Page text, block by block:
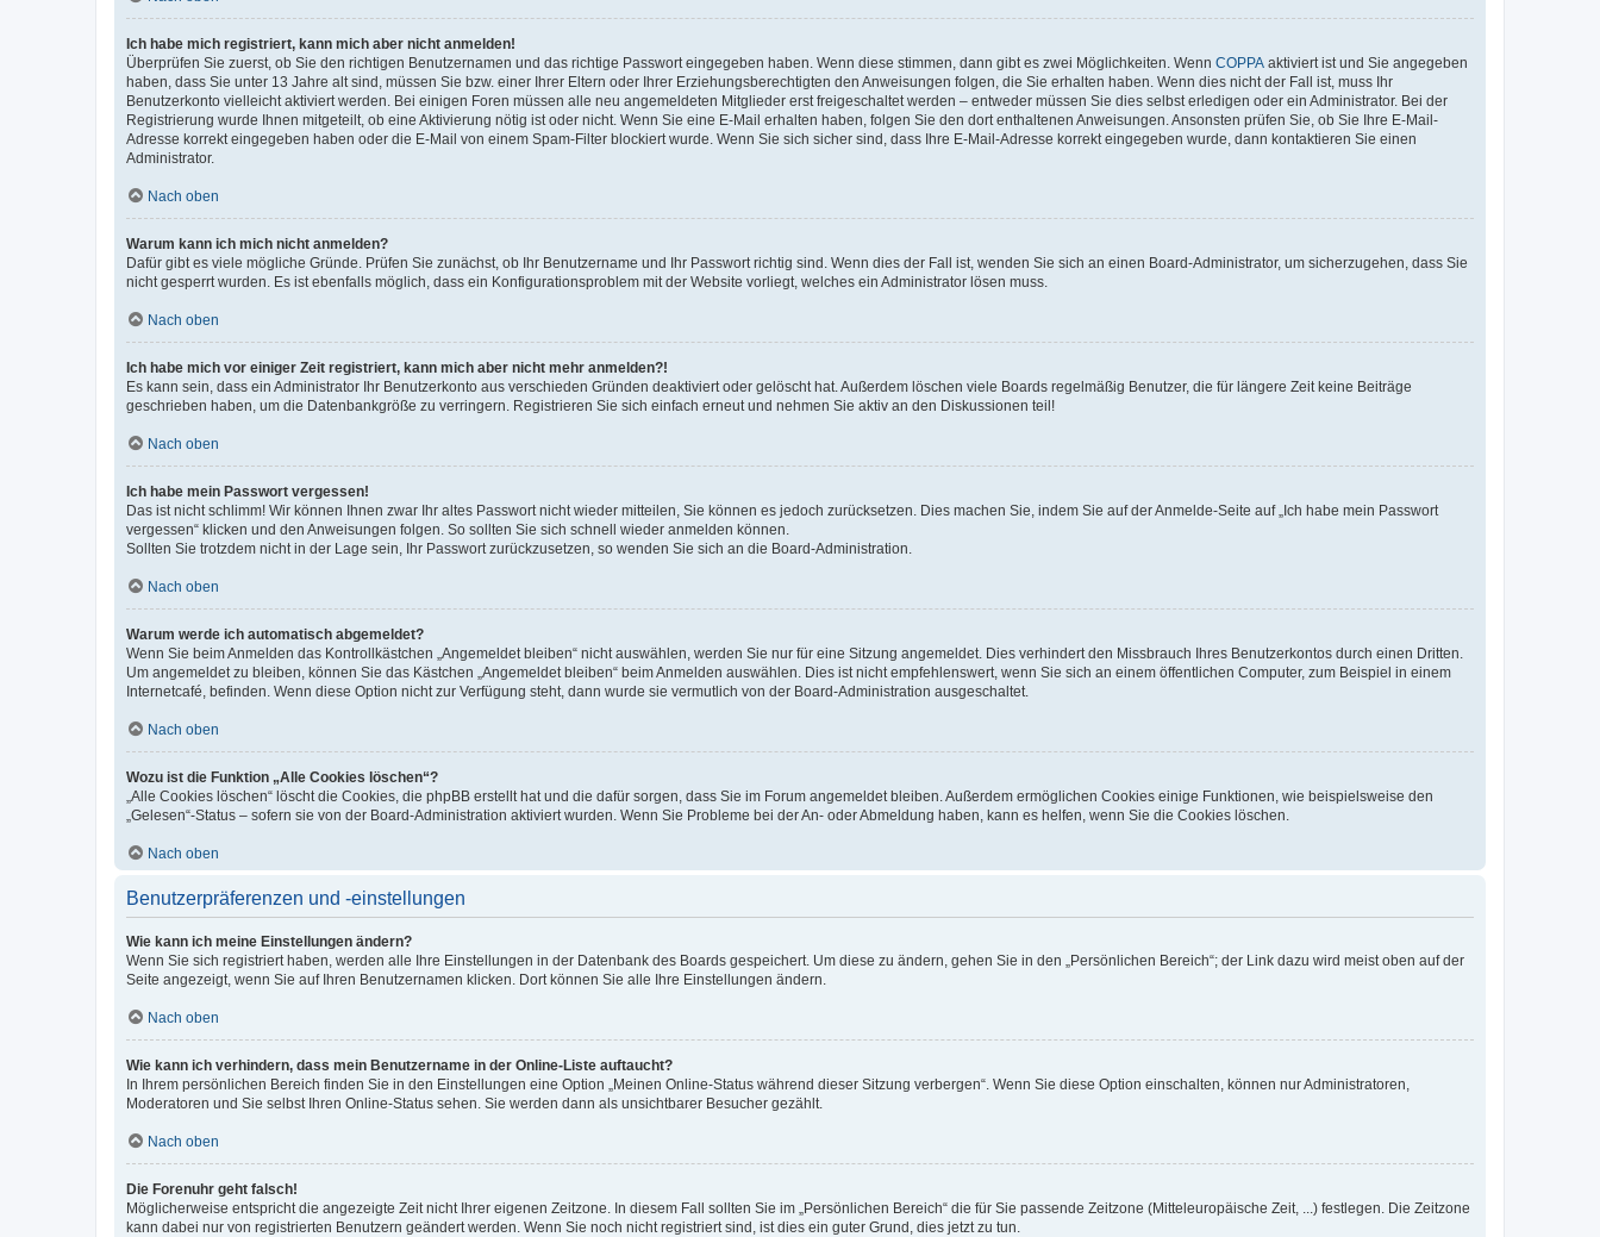
Ich habe mich registriert, kann mich aber nicht anmelden!
Überprüfen Sie zuerst, ob Sie den richtigen Benutzernamen und das richtige Passwort eingegeben haben. Wenn diese stimmen, dann gibt es zwei Möglichkeiten. Wenn COPPA aktiviert ist und Sie angegeben
haben, dass Sie unter 13 Jahre alt sind, müssen Sie bzw. einer Ihrer Eltern oder Ihrer Erziehungsberechtigten den Anweisungen folgen, die Sie erhalten haben. Wenn dies nicht der Fall ist, muss Ihr
Benutzerkonto vielleicht aktiviert werden. Bei einigen Foren müssen alle neu angemeldeten Mitglieder erst freigeschaltet werden – entweder müssen Sie dies selbst erledigen oder ein Administrator. Bei der
Registrierung wurde Ihnen mitgeteilt, ob eine Aktivierung nötig ist oder nicht. Wenn Sie eine E-Mail erhalten haben, folgen Sie den dort enthaltenen Anweisungen. Ansonsten prüfen Sie, ob Sie Ihre E-Mail-
Adresse korrekt eingegeben haben oder die E-Mail von einem Spam-Filter blockiert wurde. Wenn Sie sich sicher sind, dass Ihre E-Mail-Adresse korrekt eingegeben wurde, dann kontaktieren Sie einen
Administrator.
Nach oben
Warum kann ich mich nicht anmelden?
Dafür gibt es viele mögliche Gründe. Prüfen Sie zunächst, ob Ihr Benutzername und Ihr Passwort richtig sind. Wenn dies der Fall ist, wenden Sie sich an einen Board-Administrator, um sicherzugehen, dass Sie
nicht gesperrt wurden. Es ist ebenfalls möglich, dass ein Konfigurationsproblem mit der Website vorliegt, welches ein Administrator lösen muss.
Nach oben
Ich habe mich vor einiger Zeit registriert, kann mich aber nicht mehr anmelden?!
Es kann sein, dass ein Administrator Ihr Benutzerkonto aus verschieden Gründen deaktiviert oder gelöscht hat. Außerdem löschen viele Boards regelmäßig Benutzer, die für längere Zeit keine Beiträge
geschrieben haben, um die Datenbankgröße zu verringern. Registrieren Sie sich einfach erneut und nehmen Sie aktiv an den Diskussionen teil!
Nach oben
Ich habe mein Passwort vergessen!
Das ist nicht schlimm! Wir können Ihnen zwar Ihr altes Passwort nicht wieder mitteilen, Sie können es jedoch zurücksetzen. Dies machen Sie, indem Sie auf der Anmelde-Seite auf „Ich habe mein Passwort
vergessen“ klicken und den Anweisungen folgen. So sollten Sie sich schnell wieder anmelden können.
Sollten Sie trotzdem nicht in der Lage sein, Ihr Passwort zurückzusetzen, so wenden Sie sich an die Board-Administration.
Nach oben
Warum werde ich automatisch abgemeldet?
Wenn Sie beim Anmelden das Kontrollkästchen „Angemeldet bleiben“ nicht auswählen, werden Sie nur für eine Sitzung angemeldet. Dies verhindert den Missbrauch Ihres Benutzerkontos durch einen Dritten.
Um angemeldet zu bleiben, können Sie das Kästchen „Angemeldet bleiben“ beim Anmelden auswählen. Dies ist nicht empfehlenswert, wenn Sie sich an einem öffentlichen Computer, zum Beispiel in einem
Internetcafé, befinden. Wenn diese Option nicht zur Verfügung steht, dann wurde sie vermutlich von der Board-Administration ausgeschaltet.
Nach oben
Wozu ist die Funktion „Alle Cookies löschen“?
„Alle Cookies löschen“ löscht die Cookies, die phpBB erstellt hat und die dafür sorgen, dass Sie im Forum angemeldet bleiben. Außerdem ermöglichen Cookies einige Funktionen, wie beispielsweise den
„Gelesen“-Status – sofern sie von der Board-Administration aktiviert wurden. Wenn Sie Probleme bei der An- oder Abmeldung haben, kann es helfen, wenn Sie die Cookies löschen.
Nach oben
Benutzerpräferenzen und -einstellungen
Wie kann ich meine Einstellungen ändern?
Wenn Sie sich registriert haben, werden alle Ihre Einstellungen in der Datenbank des Boards gespeichert. Um diese zu ändern, gehen Sie in den „Persönlichen Bereich“; der Link dazu wird meist oben auf der
Seite angezeigt, wenn Sie auf Ihren Benutzernamen klicken. Dort können Sie alle Ihre Einstellungen ändern.
Nach oben
Wie kann ich verhindern, dass mein Benutzername in der Online-Liste auftaucht?
In Ihrem persönlichen Bereich finden Sie in den Einstellungen eine Option „Meinen Online-Status während dieser Sitzung verbergen“. Wenn Sie diese Option einschalten, können nur Administratoren,
Moderatoren und Sie selbst Ihren Online-Status sehen. Sie werden dann als unsichtbarer Besucher gezählt.
Nach oben
Die Forenuhr geht falsch!
Möglicherweise entspricht die angezeigte Zeit nicht Ihrer eigenen Zeitzone. In diesem Fall sollten Sie im „Persönlichen Bereich“ die für Sie passende Zeitzone (Mitteleuropäische Zeit, ...) festlegen. Die Zeitzone
kann dabei nur von registrierten Benutzern geändert werden. Wenn Sie noch nicht registriert sind, ist dies ein guter Grund, dies jetzt zu tun.